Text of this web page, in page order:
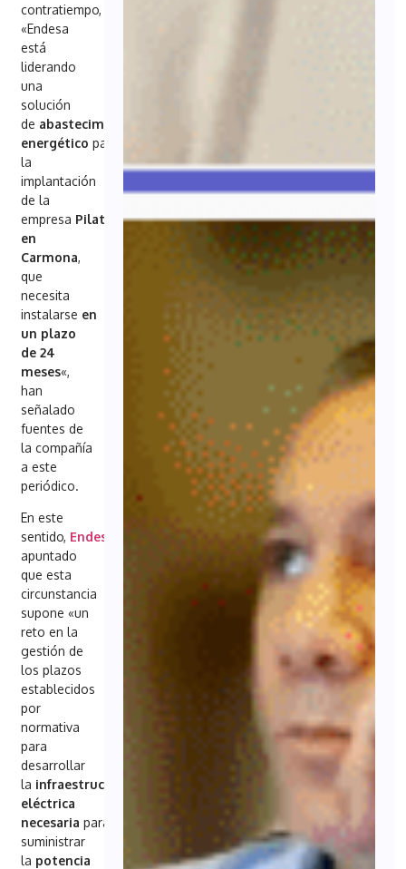
contratiempo,
«Endesa
está
liderando
una
solución
de abastecimiento
energéticopara
la
implantación
de la
empresa Pilatus
en
Carmona,
que
necesita
instalarse en
un plazo
de 24
meses«,
han
señalado
fuentes de
la compañía
a este
periódico.
En este
sentido, Endesa
apuntado
que esta
circunstancia
supone «un
reto en la
gestión de
los plazos
establecidos
por
normativa
para
desarrollar
la infraestructura
eléctrica
necesaria para
suministrar
la potencia